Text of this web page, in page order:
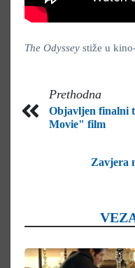
The Odyssey stiže u
Prethodna
Objavljen finalni
Movie" film
Zavjera